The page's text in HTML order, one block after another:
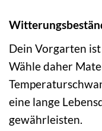
Dein Vorgarten
Wähle daher
eine lange
gewährleisten.